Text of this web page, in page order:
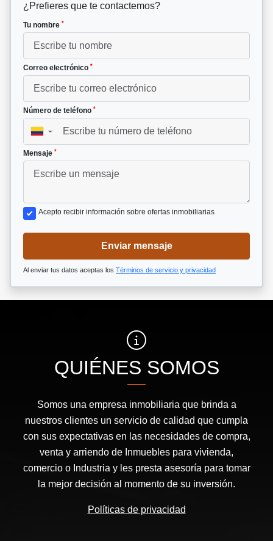
¿Prefieres que te contactemos?
Tu nombre *
Correo electrónico *
Número de teléfono *
▼
Mensaje *
Acepto recibir información sobre ofertas inmobiliarias
Enviar mensaje
Al enviar tus datos aceptas los Términos de servicio y privacidad
QUIÉNES SOMOS
Somos una empresa inmobiliaria que brinda a
nuestros clientes un servicio de calidad que cumpla
con sus expectativas en las necesidades de compra,
venta y arriendo de Inmuebles para vivienda,
comercio o Industria y les presta asesoría para tomar
la mejor decisión al momento de su inversión.
Políticas de privacidad